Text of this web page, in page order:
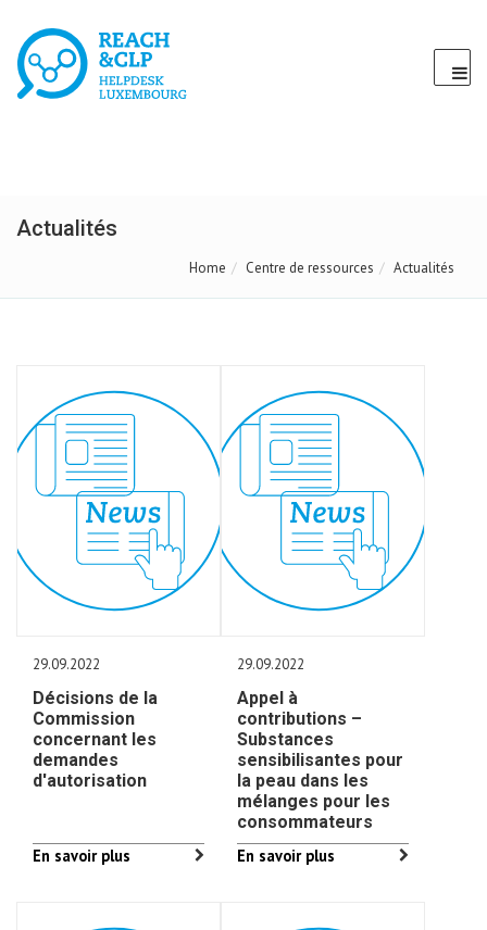
Actualités
Home Centre de ressources Actualités
29.09.2022
Décisions de la
Commission
concernant les
demandes
d'autorisation
En savoir plus
29.09.2022
Appel à
contributions –
Substances
sensibilisantes pour
la peau dans les
mélanges pour les
consommateurs
En savoir plus